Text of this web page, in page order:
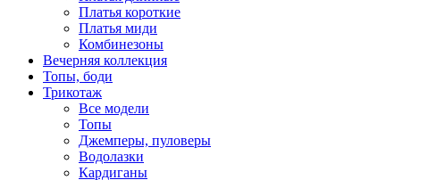
Платья короткие
Платья миди
Комбинезоны
Вечерняя коллекция
Топы, боди
Трикотаж
Все модели
Топы
Джемперы, пуловеры
Водолазки
Кардиганы